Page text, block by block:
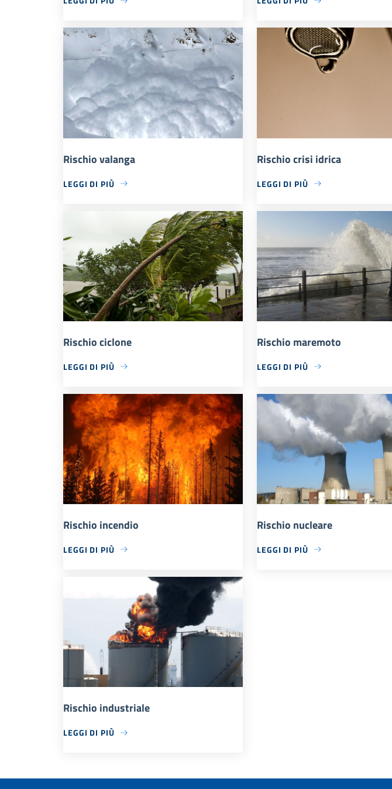
Rischio valanga
LEGGI DI PIÙ
Rischio crisi idrica
LEGGI DI PIÙ
Rischio ciclone
LEGGI DI PIÙ
Rischio maremoto
LEGGI DI PIÙ
Rischio incendio
LEGGI DI PIÙ
Rischio nucleare
LEGGI DI PIÙ
Rischio industriale
LEGGI DI PIÙ